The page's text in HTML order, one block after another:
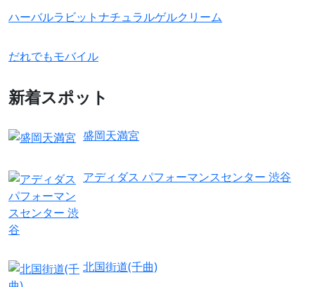
ハーバルラビットナチュラルゲルクリーム
だれでもモバイル
新着スポット
盛岡天満宮
アディダス パフォーマンスセンター 渋谷
北国街道(千曲)